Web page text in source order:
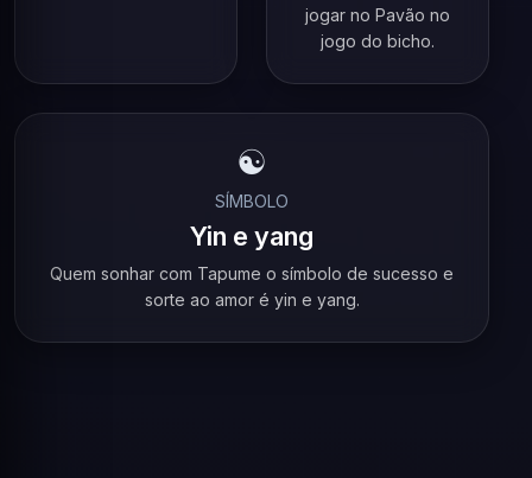
jogar no Pavão no
jogo do bicho.
☯️
SÍMBOLO
Yin e yang
Quem sonhar com Tapume o símbolo de sucesso e
sorte ao amor é yin e yang.